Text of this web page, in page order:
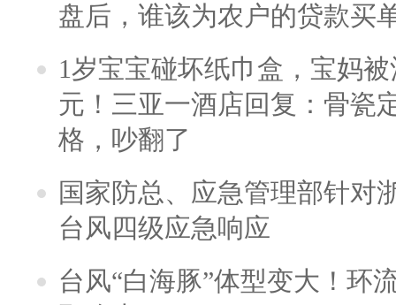
盘后，谁该为农户的贷款买
1岁宝宝碰坏纸巾盒，宝妈
元！三亚一酒店回复：骨瓷
格，吵翻了
国家防总、应急管理部针对
台风四级应急响应
台风“白海豚”体型变大！环